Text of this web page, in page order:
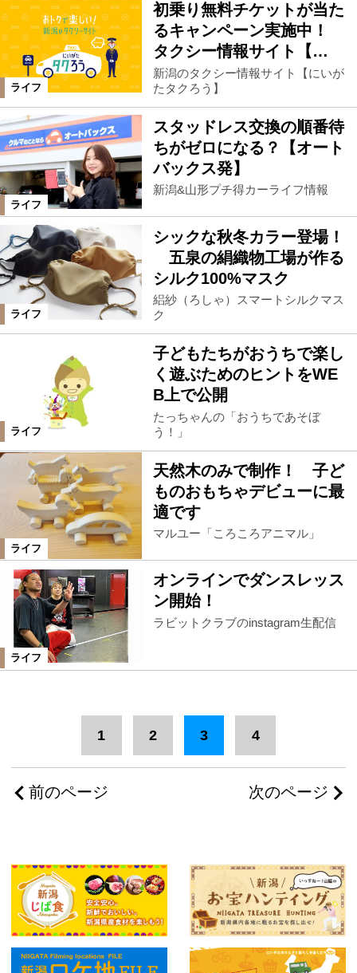
ライフ
初乗り無料チケットが当た
るキャンペーン実施中！
タクシー情報サイト【…
新潟のタクシー情報サイト【にいが
たタクろう】
ライフ
スタッドレス交換の順番待
ちがゼロになる？【オート
バックス発】
新潟&山形プチ得カーライフ情報
ライフ
シックな秋冬カラー登場！
五泉の絹織物工場が作る
シルク100%マスク
絽紗（ろしゃ）スマートシルクマス
ク
ライフ
子どもたちがおうちで楽し
く遊ぶためのヒントをWE
B上で公開
たっちゃんの「おうちであそぼ
う！」
ライフ
天然木のみで制作！ 子ど
ものおもちゃデビューに最
適です
マルユー「ころころアニマル」
ライフ
オンラインでダンスレッス
ン開始！
ラビットクラブのinstagram生配信
前のページ
1 2 3 4
次のページ